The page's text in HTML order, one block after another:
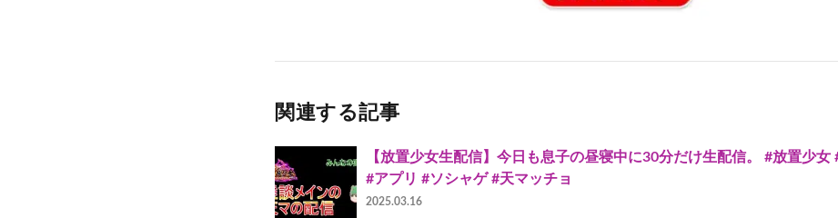
関連する記事
【放置少女生配信】今日も息子の昼寝中に30分だけ生配信。 #放置少女
#アプリ #ソシャゲ #天マッチョ
2025.03.16